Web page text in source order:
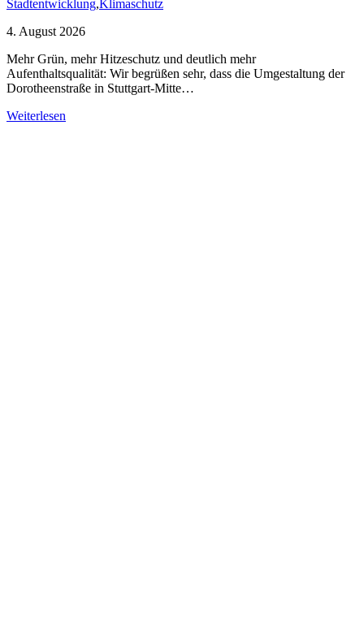
Stadtentwicklung,Klimaschutz
4. August 2026
Mehr Grün, mehr Hitzeschutz und deutlich mehr
Aufenthaltsqualität: Wir begrüßen sehr, dass die Umgestaltung der
Dorotheenstraße in Stuttgart-Mitte…
Weiterlesen